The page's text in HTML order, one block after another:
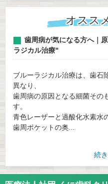
オスス
歯周病が気になる方へ｜
ラジカル治療"
ブルーラジカル治療は、歯石
異なり、
歯周病の原因となる細菌その
す。
青色レーザーと過酸化水素水
歯周ポケットの奥...
続